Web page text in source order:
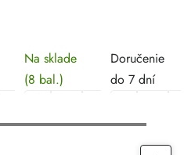
Na sklade
(8 bal.)
Doručenie
do 7 dní